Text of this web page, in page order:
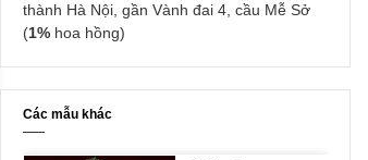
thành Hà Nội, gần Vành đai 4, cầu Mễ Sở
(1%hoa hồng)
Các mẫu khác